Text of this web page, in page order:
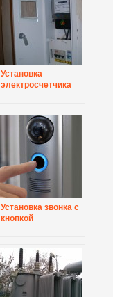
Установка
электросчетчика
Установка звонка с
кнопкой